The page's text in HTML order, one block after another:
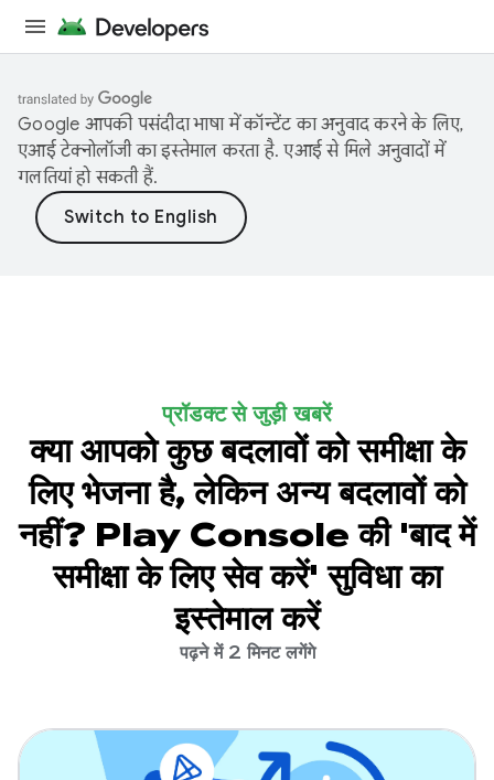
Google आपकी पसंदीदा भाषा में कॉन्टेंट का अनुवाद करने के लिए,
एआई टेक्नोलॉजी का इस्तेमाल करता है. एआई से मिले अनुवादों में
गलतियां हो सकती हैं.
प्रॉडक्ट से जुड़ी खबरें
क्या आपको कुछ बदलावों को समीक्षा के
लिए भेजना है, लेकिन अन्य बदलावों को
नहीं? Play Console की 'बाद में
समीक्षा के लिए सेव करें' सुविधा का
इस्तेमाल करें
पढ़ने में 2 मिनट लगेंगे